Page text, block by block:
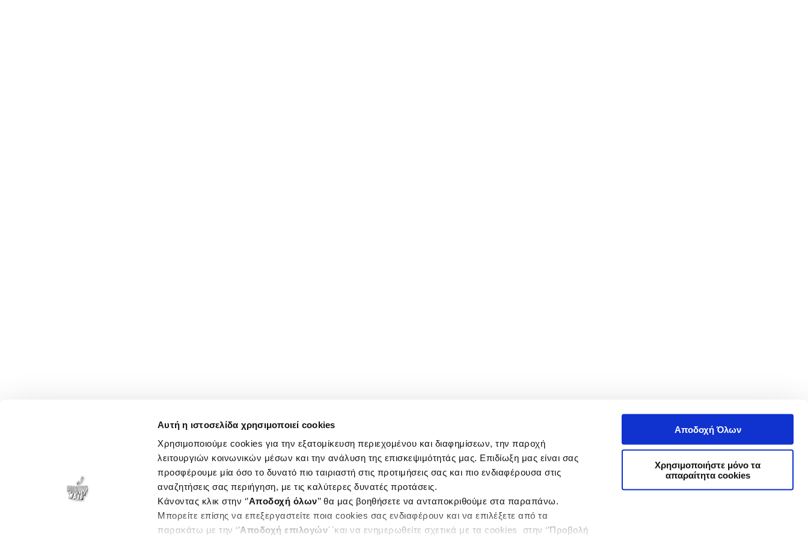
Αυτή η ιστοσελίδα χρησιμοποιεί cookies
Χρησιμοποιούμε cookies για την εξατομίκευση περιεχομένου και διαφημίσεων, την παροχή
λειτουργιών κοινωνικών μέσων και την ανάλυση της επισκεψιμότητάς μας. Επιδίωξη μας είναι σας
προσφέρουμε μία όσο το δυνατό πιο ταιριαστή στις προτιμήσεις σας και πιο ενδιαφέρουσα στις
αναζητήσεις σας περιήγηση, με τις καλύτερες δυνατές προτάσεις.
Κάνοντας κλικ στην ‘’Αποδοχή όλων’’ θα μας βοηθήσετε να ανταποκριθούμε στα παραπάνω.
Μπορείτε επίσης να επεξεργαστείτε ποια cookies σας ενδιαφέρουν και να επιλέξετε από τα
παρακάτω με την ‘’Αποδοχή επιλογών΄΄και να ενημερωθείτε σχετικά με τα cookies στην ‘’Προβολή
Αποδοχή Όλων
Χρησιμοποιήστε μόνο τα
απαραίτητα cookies